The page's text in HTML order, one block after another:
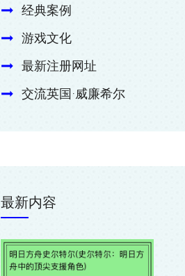
经典案例
游戏文化
最新注册网址
交流英国·威廉希尔
最新内容